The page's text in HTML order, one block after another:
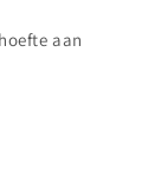
aan